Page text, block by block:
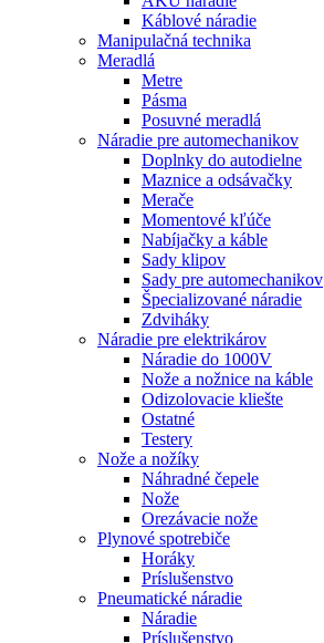
Káblové náradie
Manipulačná technika
Meradlá
Metre
Pásma
Posuvné meradlá
Náradie pre automechanikov
Doplnky do autodielne
Maznice a odsávačky
Merače
Momentové kľúče
Nabíjačky a káble
Sady klipov
Sady pre automechanikov
Špecializované náradie
Zdviháky
Náradie pre elektrikárov
Náradie do 1000V
Nože a nožnice na káble
Odizolovacie kliešte
Ostatné
Testery
Nože a nožíky
Náhradné čepele
Nože
Orezávacie nože
Plynové spotrebiče
Horáky
Príslušenstvo
Pneumatické náradie
Náradie
Príslušenstvo